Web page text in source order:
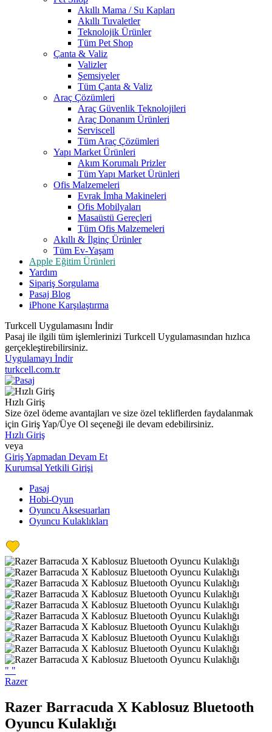
Akıllı Mama / Su Kapları
Akıllı Tuvaletler
Teknolojik Ürünler
Tüm Pet Shop
Çanta & Valiz
Valizler
Şemsiyeler
Tüm Çanta & Valiz
Araç Çözümleri
Araç Güvenlik Teknolojileri
Araç Donanım Ürünleri
Serviscell
Tüm Araç Çözümleri
Yapı Market Ürünleri
Akım Korumalı Prizler
Tüm Yapı Market Ürünleri
Ofis Malzemeleri
Evrak İmha Makineleri
Ofis Mobilyaları
Masaüstü Gereçleri
Tüm Ofis Malzemeleri
Akıllı & İlginç Ürünler
Tüm Ev-Yaşam
Apple Eğitim Ürünleri
Yardım
Sipariş Sorgulama
Pasaj Blog
iPhone Karşılaştırma
Turkcell Uygulamasını İndir
Pasaj ile ilgili tüm işlemlerinizi Turkcell Uygulamasından hızlıca
gerçekleştirebilirsiniz.
Uygulamayı İndir
turkcell.com.tr
Hızlı Giriş
Size özel ödeme avantajları ve size özel tekliflerden faydalanmak
için Giriş Yap/Üye Ol seçeneği ile devam edebilirsiniz.
Hızlı Giriş
veya
Giriş Yapmadan Devam Et
Kurumsal Yetkili Girişi
Pasaj
Hobi-Oyun
Oyuncu Aksesuarları
Oyuncu Kulaklıkları
" "
Razer
Razer Barracuda X Kablosuz Bluetooth
Oyuncu Kulaklığı